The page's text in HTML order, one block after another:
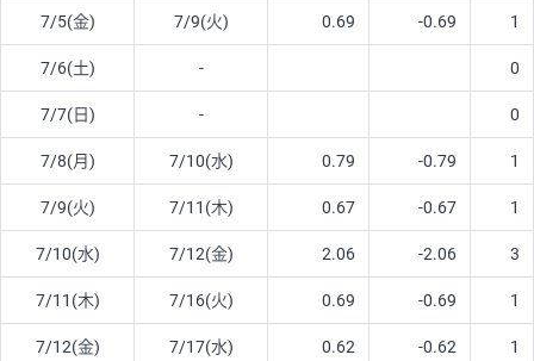
7/5(金) 7/9(火) 0.69 -0.69 1
7/6(土) - 0
7/7(日) - 0
7/8(月) 7/10(水) 0.79 -0.79 1
7/9(火) 7/11(木) 0.67 -0.67 1
7/10(水) 7/12(金) 2.06 -2.06 3
7/11(木) 7/16(火) 0.69 -0.69 1
7/12(金) 7/17(水) 0.62 -0.62 1